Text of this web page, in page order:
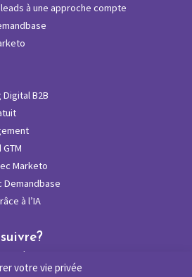
votre vie privée
à une approche compte
B2B
Marketo
Demandbase
à l’IA